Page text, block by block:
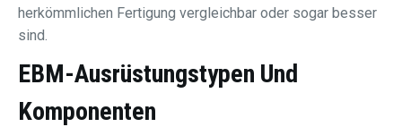
herkömmlichen Fertigung vergleichbar oder sogar besser
sind.
EBM-Ausrüstungstypen Und
Komponenten